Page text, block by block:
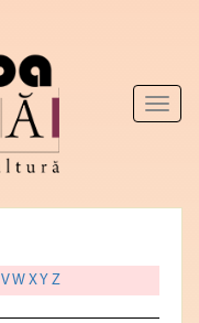
Toggle
VW X Y Z